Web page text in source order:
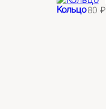
Кольцо 80₽